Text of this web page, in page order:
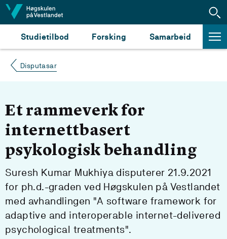
Hopp til innhald
Studietilbod Forsking Samarbeid
Disputasar
Et rammeverk for
internettbasert
psykologisk behandling
Suresh Kumar Mukhiya disputerer 21.9.2021
for ph.d.-graden ved Høgskulen på Vestlandet
med avhandlingen "A software framework for
adaptive and interoperable internet-delivered
psychological treatments".